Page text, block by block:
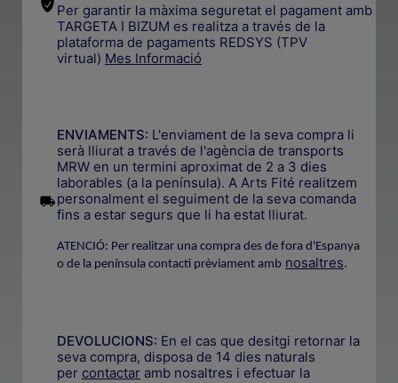
Per garantir la màxima seguretat el pagament amb
TARGETA I BIZUM es realitza a través de la
plataforma de pagaments REDSYS (TPV
virtual) Mes Informació
ENVIAMENTS: L'enviament de la seva compra li
serà lliurat a través de l'agència de transports
MRW en un termini aproximat de 2 a 3 dies
laborables (a la península). A Arts Fité realitzem
personalment el seguiment de la seva comanda
fins a estar segurs que li ha estat lliurat.
ATENCIÓ: Per realitzar una compra des de fora d'Espanya
o de la península contacti prèviament amb nosaltres.
DEVOLUCIONS: En el cas que desitgi retornar la
seva compra, disposa de 14 dies naturals
per contactar amb nosaltres i efectuar la